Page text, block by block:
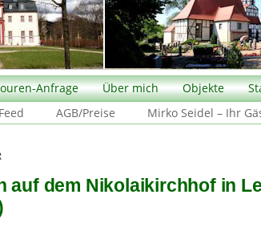
Anfrage Über mich Objekte
AGB/Preise Mirko Seidel – Ihr
auf dem Nikolaikirchhof in